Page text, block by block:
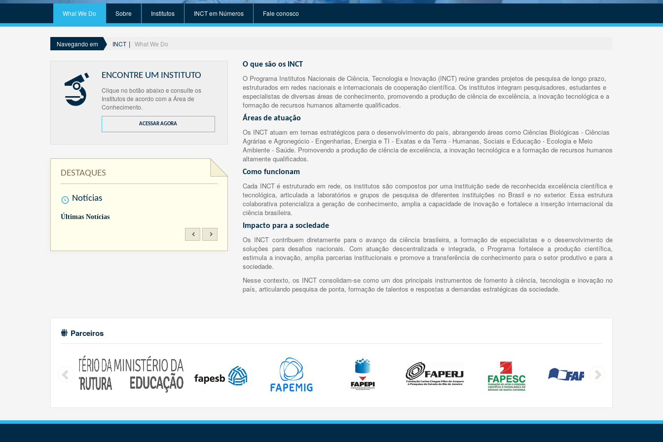
What We Do Sobre Institutos INCT em Números Fale conosco
Navegando em INCT What We Do
ENCONTRE UM INSTITUTO
Clique no botão abaixo e consulte os
Institutos de acordo com a Área de
Conhecimento.
ACESSAR AGORA
DESTAQUES
Notícias
Últimas Notícias
O que são os INCT
O Programa Institutos Nacionais de Ciência, Tecnologia e Inovação (INCT) reúne grandes projetos de pesquisa de longo prazo,
estruturados em redes nacionais e internacionais de cooperação científica. Os institutos integram pesquisadores, estudantes e
especialistas de diversas áreas de conhecimento, promovendo a produção de ciência de excelência, a inovação tecnológica e a
formação de recursos humanos altamente qualificados.
Áreas de atuação
Os INCT atuam em temas estratégicos para o desenvolvimento do país, abrangendo áreas como Ciências Biológicas - Ciências
Agrárias e Agronegócio - Engenharias, Energia e TI - Exatas e da Terra - Humanas, Sociais e Educação - Ecologia e Meio
Ambiente - Saúde. Promovendo a produção de ciência de excelência, a inovação tecnológica e a formação de recursos humanos
altamente qualificados.
Como funcionam
Cada INCT é estruturado em rede, os institutos são compostos por uma instituição sede de reconhecida excelência científica e
tecnológica, articulada a laboratórios e grupos de pesquisa de diferentes instituições no Brasil e no exterior. Essa estrutura
colaborativa potencializa a geração de conhecimento, amplia a capacidade de inovação e fortalece a inserção internacional da
ciência brasileira.
Impacto para a sociedade
Os INCT contribuem diretamente para o avanço da ciência brasileira, a formação de especialistas e o desenvolvimento de
soluções para desafios nacionais. Com atuação descentralizada e integrada, o Programa fortalece a produção científica,
estimula a inovação, amplia parcerias institucionais e promove a transferência de conhecimento para o setor produtivo e para a
sociedade.
Nesse contexto, os INCT consolidam-se como um dos principais instrumentos de fomento à ciência, tecnologia e inovação no
país, articulando pesquisa de ponta, formação de talentos e respostas a demandas estratégicas da sociedade.
Parceiros